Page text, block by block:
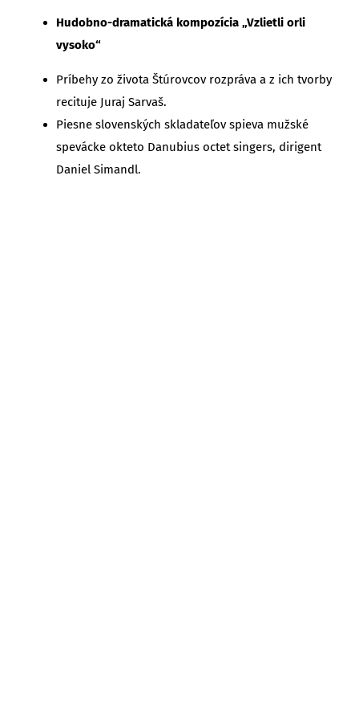
Hudobno-dramatická kompozícia „Vzlietli orli
vysoko“
Príbehy zo života Štúrovcov rozpráva a z ich tvorby
recituje Juraj Sarvaš.
Piesne slovenských skladateľov spieva mužské
spevácke okteto Danubius octet singers, dirigent
Daniel Simandl.